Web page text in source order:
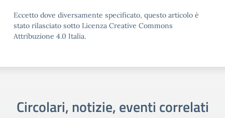
Eccetto dove diversamente specificato, questo articolo è
stato rilasciato sotto Licenza Creative Commons
Attribuzione 4.0 Italia.
Circolari, notizie, eventi correlati